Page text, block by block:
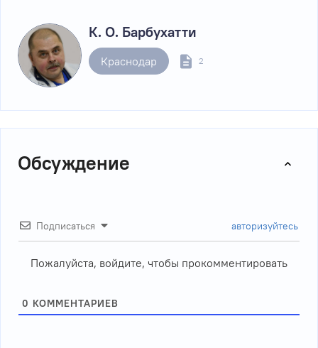
К. О. Барбухатти
Краснодар 2
Обсуждение
Подписаться авторизуйтесь
Пожалуйста, войдите, чтобы прокомментировать
0 КОММЕНТАРИЕВ